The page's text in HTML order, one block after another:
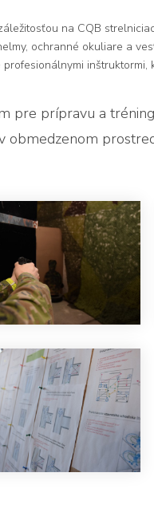
na CQB
ochranné okuliare a
pre prípravu a
obmedzenom